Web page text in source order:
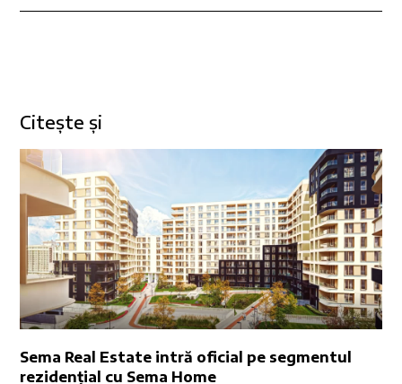
Citește și
Sema Real Estate intră oficial pe segmentul
rezidențial cu Sema Home